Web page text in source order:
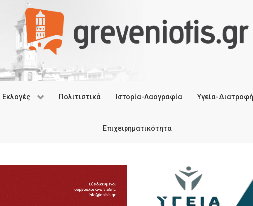
Εκλογές Πολιτιστικά Ιστορία-Λαογραφία Υγεία-Διατροφή
Επιχειρηματικότητα